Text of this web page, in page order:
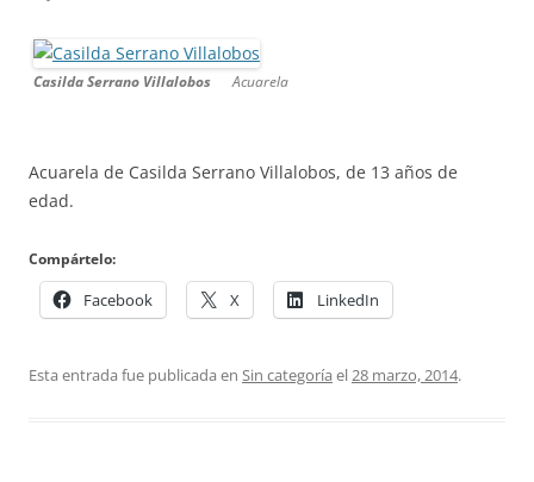
Casilda Serrano VillalobosAcuarela
Acuarela de Casilda Serrano Villalobos, de 13 años de
edad.
Compártelo:
Facebook X LinkedIn
Esta entrada fue publicada en Sin categoría el28 marzo, 2014.